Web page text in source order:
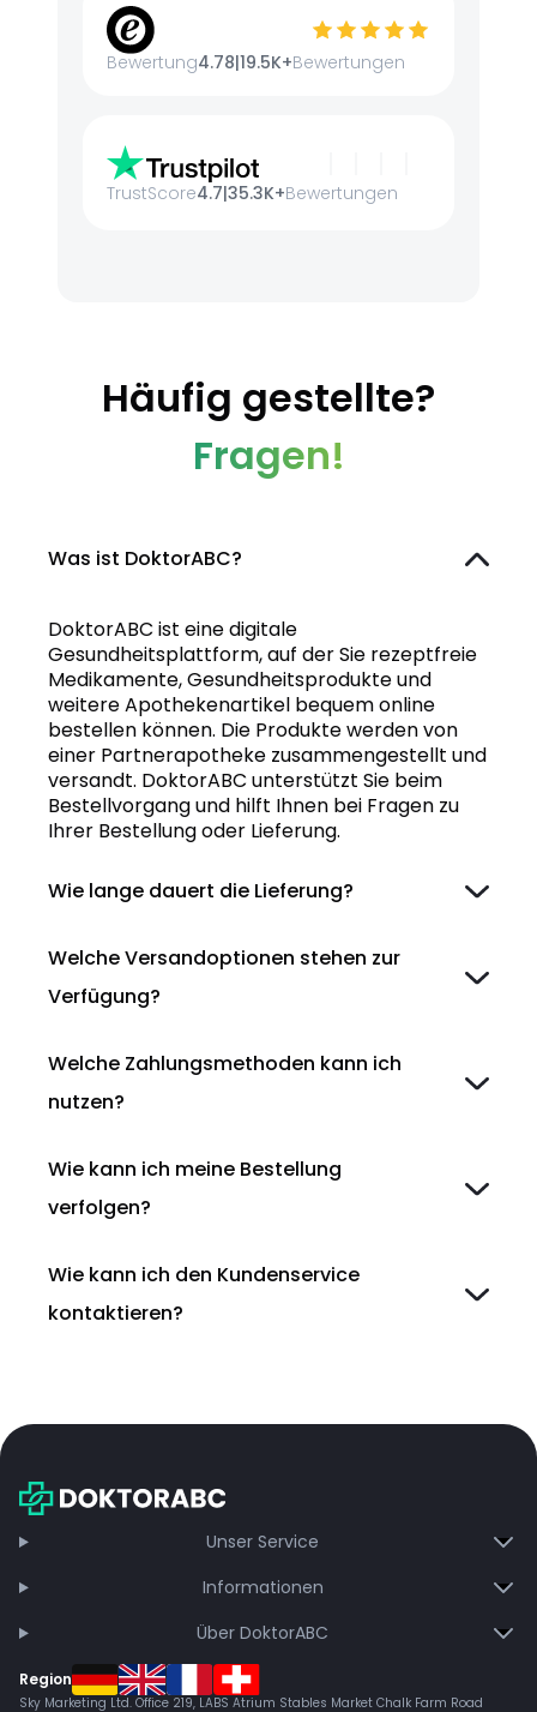
Bewertung4.78|19.5K+Bewertungen
TrustScore4.7|35.3K+Bewertungen
Häufig gestellte?
Fragen!
Was ist DoktorABC?
DoktorABC ist eine digitale
Gesundheitsplattform, auf der Sie rezeptfreie
Medikamente, Gesundheitsprodukte und
weitere Apothekenartikel bequem online
bestellen können. Die Produkte werden von
einer Partnerapotheke zusammengestellt und
versandt. DoktorABC unterstützt Sie beim
Bestellvorgang und hilft Ihnen bei Fragen zu
Ihrer Bestellung oder Lieferung.
Wie lange dauert die Lieferung?
Welche Versandoptionen stehen zur
Verfügung?
Welche Zahlungsmethoden kann ich
nutzen?
Wie kann ich meine Bestellung
verfolgen?
Wie kann ich den Kundenservice
kontaktieren?
Unser Service
Informationen
Über DoktorABC
Region
Sky Marketing Ltd. Office 219, LABS Atrium Stables Market Chalk Farm Road